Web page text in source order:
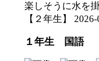
楽しそうに水を
【２年生】
１年生 国語